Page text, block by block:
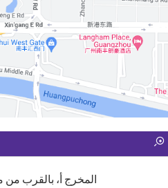
المخرج أ، بالقرب من